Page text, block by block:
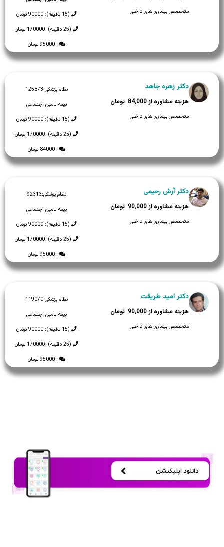
(15 دقیقه): 90000 تومان
(25 دقیقه): 170000 تومان
: 95000 تومان
متخصص بیماری های داخلی
نظام پزشکی:125873
بیمه:تامین اجتماعی
(15 دقیقه): 90000 تومان
(25 دقیقه): 170000 تومان
: 84000 تومان
دکتر زهره جاهد
84,000
متخصص بیماری های داخلی
نظام پزشکی:92313
بیمه:تامین اجتماعی
(15 دقیقه): 90000 تومان
(25 دقیقه): 170000 تومان
: 95000 تومان
دکتر آرش رحیمی
90,000
متخصص بیماری های داخلی
نظام پزشکی:119070
بیمه:تامین اجتماعی
(15 دقیقه): 90000 تومان
(25 دقیقه): 170000 تومان
: 95000 تومان
دکتر امید طریقت
90,000
متخصص بیماری های داخلی